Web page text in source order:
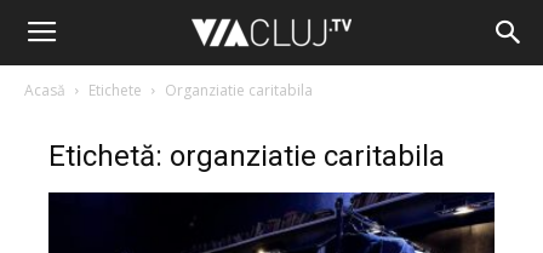
Acasă Etichete Organziatie caritabila
Etichetă: organziatie caritabila